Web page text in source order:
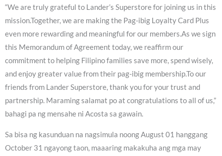
“We are truly grateful to Lander’s Superstore for joining us in this
mission.Together, we are making the Pag-ibig Loyalty Card Plus
even more rewarding and meaningful for our members.As we sign
this Memorandum of Agreement today, we reaffirm our
commitment to helping Filipino families save more, spend wisely,
and enjoy greater value from their pag-ibig membership.To our
friends from Lander Superstore, thank you for your trust and
partnership. Maraming salamat po at congratulations to all of us,”
bahagi pa ng mensahe ni Acosta sa gawain.
Sa bisa ng kasunduan na nagsimula noong August 01 hanggang
October 31 ngayong taon, maaaring makakuha ang mga may